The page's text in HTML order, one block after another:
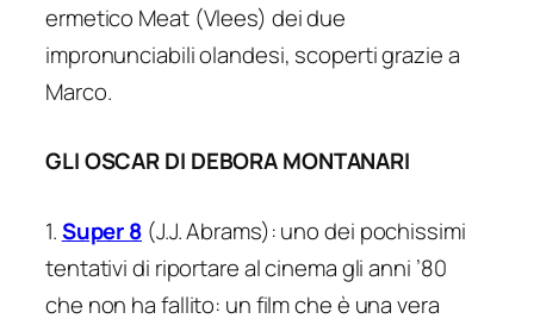
ermetico Meat(Vlees) dei due
impronunciabili olandesi, scoperti grazie a
Marco.
GLI OSCAR DI DEBORA MONTANARI
1.Super 8 (J.J. Abrams): uno dei pochissimi
tentativi di riportare al cinema gli anni ’80
che non ha fallito: un film che è una vera